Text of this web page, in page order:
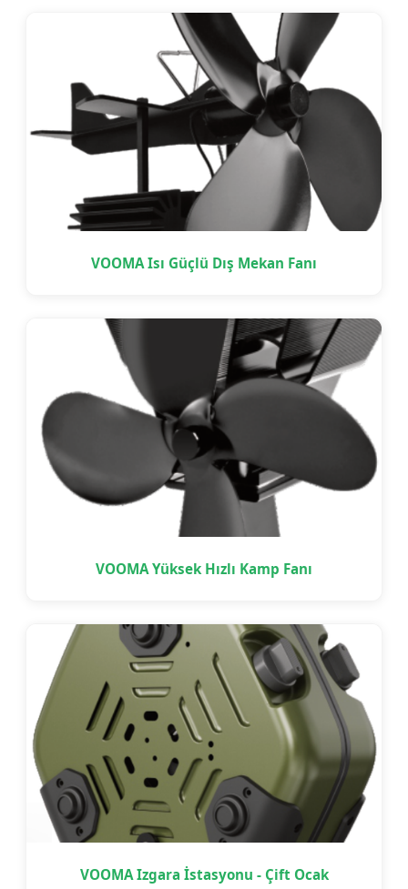
VOOMA Isı Güçlü Dış Mekan Fanı
VOOMA Yüksek Hızlı Kamp Fanı
VOOMA Izgara İstasyonu - Çift Ocak